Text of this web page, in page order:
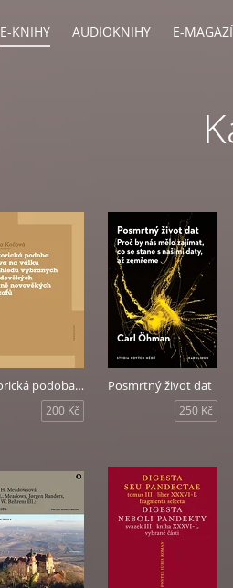
E-KNIHY AUDIOKNIHY E-
Historická podoba práva na válku z pohledu vybraných středověkých a raně novověkých filozofů
200 Kč
Posmrtný život dat
250 Kč